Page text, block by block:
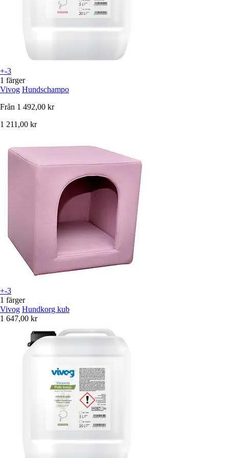
+-3
1 färger
Vivog Hundschampo
Från 1 492,00 kr
1 211,00 kr
+-3
1 färger
Vivog Hundkorg kub
1 647,00 kr